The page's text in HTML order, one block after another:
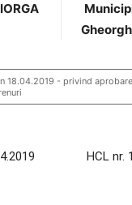
18.04.2019 - privind
HCL nr.